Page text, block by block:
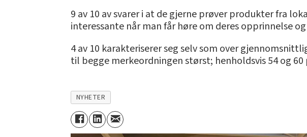
9 av 10 av svarer i at de gjerne prøver produkter fra
interessante når man får høre om deres opprinnelse
4 av 10 karakteriserer seg selv som over
til begge merkeordningen størst; henholdsvis 54 og
NYHETER